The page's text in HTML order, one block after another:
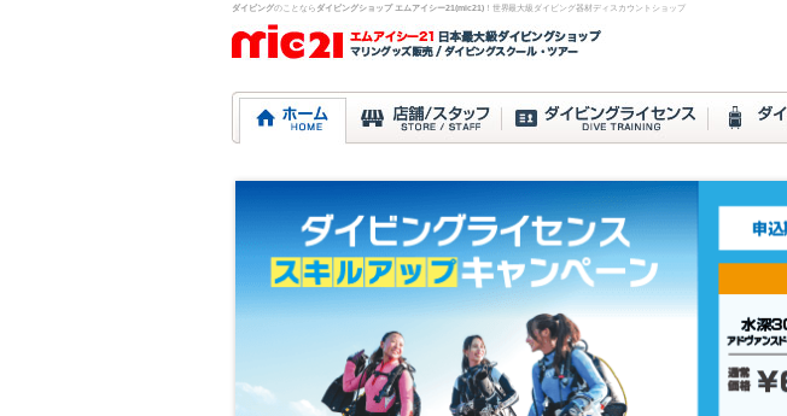
ダイビングのことなら ダイビングショップ エムアイシー21(mic21)！世界最大級ダイビング器材ディスカウントショップ